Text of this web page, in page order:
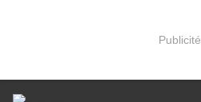
Publicité